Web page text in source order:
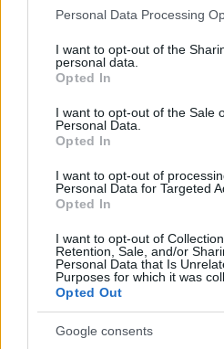
Please note that this website/app
not limited to your visit or usage
grant or deny consent to Google
use your data for below specified
consent section.
Personal Data Processing
I want to opt-out of the
personal data.
Opted In
I want to opt-out of the Sale
Personal Data.
Opted In
I want to opt-out of
Personal Data for Targeted
Opted In
I want to opt-out of
Retention, Sale, and/or
Personal Data that Is
Purposes for which it was
Opted Out
Google consents
Sei già abbonato?
Puoi effettuare
sezioneLogin
cliccandoqui
TEMI:
Luisa Cardinale
Radio Internazionale Costa
Notizie in
Entra nel